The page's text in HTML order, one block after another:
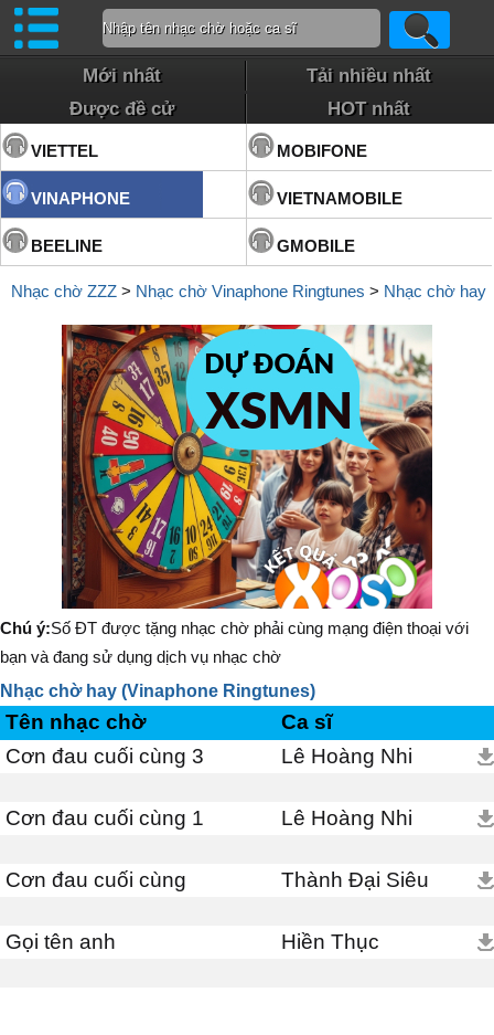
Mới nhất
Tải nhiều nhất
Được đề cử
HOT nhất
VIETTEL MOBIFONE
VINAPHONE VIETNAMOBILE
BEELINE GMOBILE
Nhạc chờ ZZZ > Nhạc chờ Vinaphone Ringtunes > Nhạc chờ hay
Chú ý:Số ĐT được tặng nhạc chờ phải cùng mạng điện thoại với
bạn và đang sử dụng dịch vụ nhạc chờ
Nhạc chờ hay (Vinaphone Ringtunes)
Tên nhạc chờ
Ca sĩ
Cơn đau cuối cùng 3
Lê Hoàng Nhi
Cơn đau cuối cùng 1 Lê Hoàng Nhi
Cơn đau cuối cùng Thành Đại Siêu
Gọi tên anh Hiền Thục